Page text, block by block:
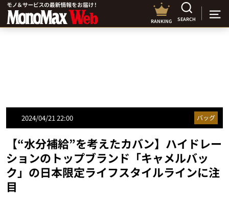
RANKING SEARCH
2024/04/21 22:00 バッグ
【“水分補給”を考えたカバン】ハイドレー
ションのトップブランド「キャメルバッ
ク」の日本限定ライフスタイルラインに注
目